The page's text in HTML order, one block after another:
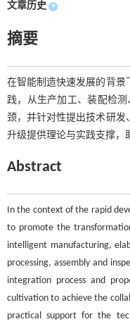
文章历史 +
摘要
在智能制造快速发展的背景
践，从生产加工、装配检
颈，并针对性提出技术研发
升级提供理论与实践支撑，
Abstract
In the context of the rapid
to promote the
intelligent manufacturing,
processing, assembly and
integration process and
cultivation to achieve the
practical support for the